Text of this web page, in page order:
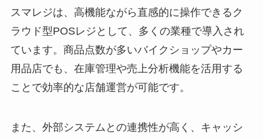
スマレジは、高機能ながら直感的に操作できるク
ラウド型POSレジとして、多くの業種で導入され
ています。商品点数が多いバイクショップやカー
用品店でも、在庫管理や売上分析機能を活用する
ことで効率的な店舗運営が可能です。
また、外部システムとの連携性が高く、キャッシ